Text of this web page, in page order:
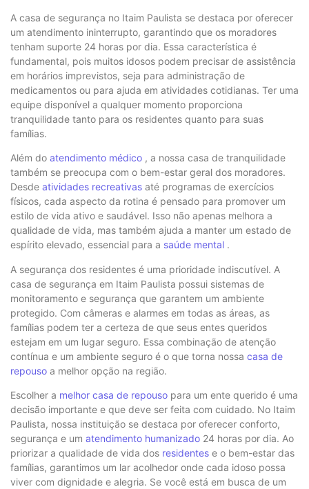
A casa de segurança no Itaim Paulista se destaca por oferecer
um atendimento ininterrupto, garantindo que os moradores
tenham suporte 24 horas por dia. Essa característica é
fundamental, pois muitos idosos podem precisar de assistência
em horários imprevistos, seja para administração de
medicamentos ou para ajuda em atividades cotidianas. Ter uma
equipe disponível a qualquer momento proporciona
tranquilidade tanto para os residentes quanto para suas
famílias.
Além do atendimento médico , a nossa casa de tranquilidade
também se preocupa com o bem-estar geral dos moradores.
Desde atividades recreativas até programas de exercícios
físicos, cada aspecto da rotina é pensado para promover um
estilo de vida ativo e saudável. Isso não apenas melhora a
qualidade de vida, mas também ajuda a manter um estado de
espírito elevado, essencial para a saúde mental .
A segurança dos residentes é uma prioridade indiscutível. A
casa de segurança em Itaim Paulista possui sistemas de
monitoramento e segurança que garantem um ambiente
protegido. Com câmeras e alarmes em todas as áreas, as
famílias podem ter a certeza de que seus entes queridos
estejam em um lugar seguro. Essa combinação de atenção
contínua e um ambiente seguro é o que torna nossa casa de
repouso a melhor opção na região.
Escolher a melhor casa de repouso para um ente querido é uma
decisão importante e que deve ser feita com cuidado. No Itaim
Paulista, nossa instituição se destaca por oferecer conforto,
segurança e um atendimento humanizado 24 horas por dia. Ao
priorizar a qualidade de vida dos residentes e o bem-estar das
famílias, garantimos um lar acolhedor onde cada idoso possa
viver com dignidade e alegria. Se você está em busca de um